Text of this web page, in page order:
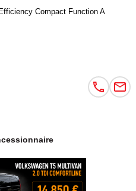
Compact Function A